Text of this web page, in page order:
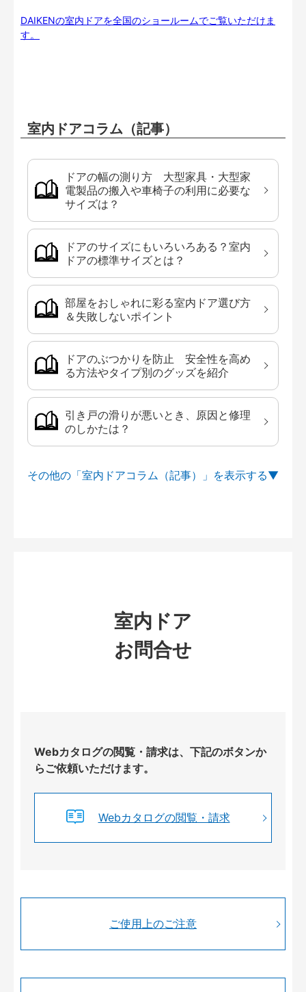
DAIKENの室内ドアを全国のショールームでご覧いただけま
す。
室内ドアコラム（記事）
ドアの幅の測り方 大型家具・大型家
電製品の搬入や車椅子の利用に必要な
サイズは？
ドアのサイズにもいろいろある？室内
ドアの標準サイズとは？
部屋をおしゃれに彩る室内ドア選び方
＆失敗しないポイント
ドアのぶつかりを防止 安全性を高め
る方法やタイプ別のグッズを紹介
引き戸の滑りが悪いとき、原因と修理
のしかたは？
その他の「室内ドアコラム（記事）」を
室内ドア
お問合せ
Webカタログの閲覧・請求は、下記のボタンか
らご依頼いただけます。
Webカタログの閲覧・請求
ご使用上のご注意